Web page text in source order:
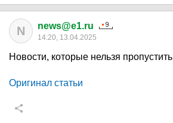
N news@e1.ru
14:20, 13.04.2025
Новости, которые нельзя пропустить
Оригинал статьи